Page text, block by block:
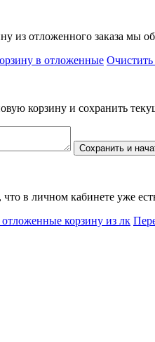
из отложенного заказа мы
в отложенные Очистить
корзину и сохранить
Сохранить и
в личном кабинете уже
корзину из лк